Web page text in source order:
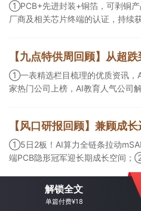
①PCB+先进封装+铜箔，可剥铜产
厂商及相关芯片终端的认证，持续
等方面具有丰富经验，具备承接细
产的合规资质，这家公司获净买入。
①一表精选栏目梳理的优质资讯，
家热门公司上榜，AI教育人气公司解读后获4
角前瞻产业供需情况，提及2家核
①5日2板！AI算力全链条拉动
端PCB隐形冠军迎长期成长空间
未来3年缺口难消，深坑之际再梳
③AI服务器、机器人带动MLCC景
价预期暂未被市场定价，王牌自营
解锁全文
单篇付费¥18